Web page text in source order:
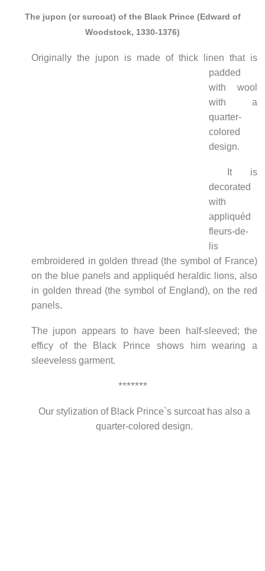
The jupon (or surcoat) of the Black Prince (Edward of
Woodstock, 1330-1376)
Originally the jupon is made of thick linen that is
padded
with wool
with a
quarter-
colored
design.
It is
decorated
with
appliquéd
fleurs-de-
lis
embroidered in golden thread (the symbol of France)
on the blue panels and appliquéd heraldic lions, also
in golden thread (the symbol of England), on the red
panels.
The jupon appears to have been half-sleeved; the
efficy of the Black Prince shows him wearing a
sleeveless garment.
*******
Our stylization of Black Prince`s surcoat has also a
quarter-colored design.